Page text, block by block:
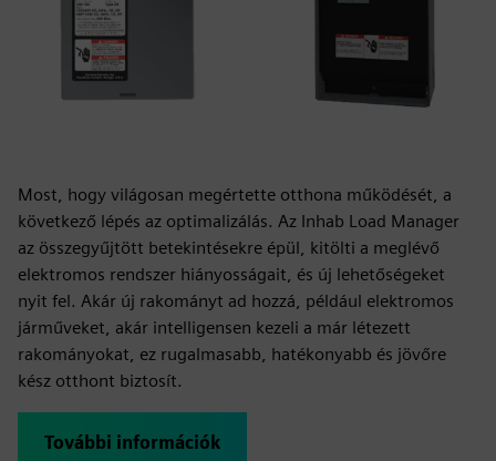
Most, hogy világosan megértette otthona működését, a
következő lépés az optimalizálás. Az Inhab Load Manager
az összegyűjtött betekintésekre épül, kitölti a meglévő
elektromos rendszer hiányosságait, és új lehetőségeket
nyit fel. Akár új rakományt ad hozzá, például elektromos
járműveket, akár intelligensen kezeli a már létezett
rakományokat, ez rugalmasabb, hatékonyabb és jövőre
kész otthont biztosít.
További információk